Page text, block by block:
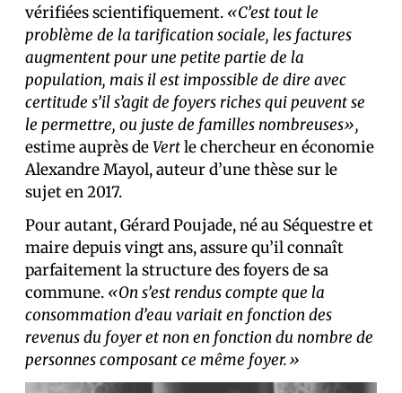
vérifiées scientifiquement. «C’est tout le
problème de la tarification sociale, les factures
augmentent pour une petite partie de la
population, mais il est impossible de dire avec
certitude s’il s’agit de foyers riches qui peuvent se
le permettre, ou juste de familles nombreuses»,
estime auprès deVertle chercheur en économie
Alexandre Mayol, auteur d’une thèse sur le
sujet en 2017.
Pour autant, Gérard Poujade, né au Séquestre et
maire depuis vingt ans, assure qu’il connaît
parfaitement la structure des foyers de sa
commune. «On s’est rendus compte que la
consommation d’eau variait en fonction des
revenus du foyer et non en fonction du nombre de
personnes composant ce même foyer.»